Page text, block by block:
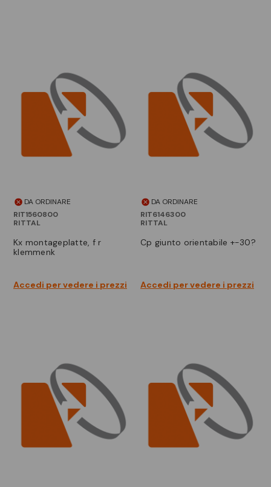
DA ORDINARE
RIT1560800
RITTAL
kx montageplatte, f r
klemmenk
Accedi per vedere i prezzi
DA ORDINARE
RIT6146300
RITTAL
cp giunto orientabile +-30?
Accedi per vedere i prezzi